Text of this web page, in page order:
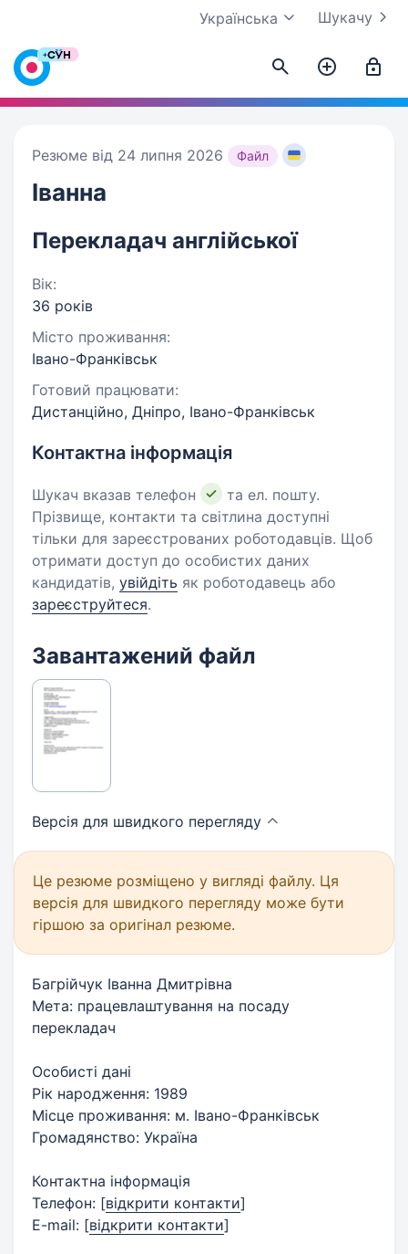
Шукачу
Українська
Резюме від 24 липня 2026 Файл
Іванна
Перекладач англійської
Вік:
36 років
Місто проживання:
Івано-Франківськ
Готовий працювати:
Дистанційно, Дніпро, Івано-Франківськ
Контактна інформація
Шукач вказав телефон
та ел. пошту.
Прізвище, контакти та світлина доступні
тільки для зареєстрованих роботодавців. Щоб
отримати доступ до особистих даних
кандидатів, увійдіть як роботодавець або
зареєструйтеся.
Завантажений файл
Версія для швидкого перегляду
Це резюме розміщено у вигляді файлу. Ця
версія для швидкого перегляду може бути
гіршою за оригінал резюме.
Багрійчук Іванна Дмитрівна
Мета: працевлаштування на посаду
перекладач
Особисті дані
Рік народження: 1989
Місце проживання: м. Івано-Франківськ
Громадянство: Україна
Контактна інформація
Телефон: [відкрити контакти]
E-mail: [відкрити контакти]